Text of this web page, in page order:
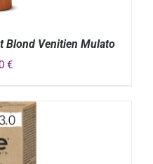
Blond Venitien Mulato
€